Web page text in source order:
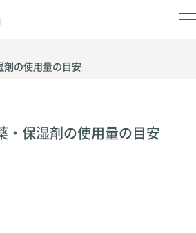
剤の使用量の目安
・保湿剤の使用量の目安